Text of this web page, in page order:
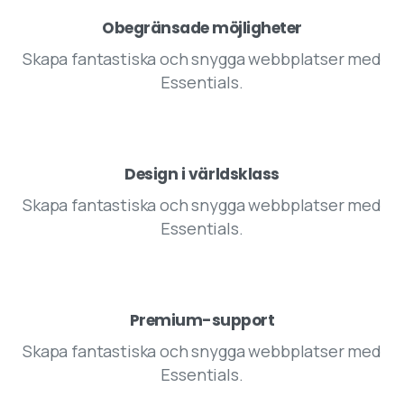
Obegränsade möjligheter
Skapa fantastiska och snygga webbplatser med
Essentials.
Design i världsklass
Skapa fantastiska och snygga webbplatser med
Essentials.
Premium-support
Skapa fantastiska och snygga webbplatser med
Essentials.